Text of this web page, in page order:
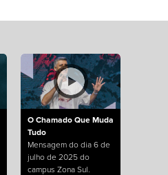
O Chamado Que Muda
Tudo
Mensagem do dia 6 de
julho de 2025 do
campus Zona Sul.